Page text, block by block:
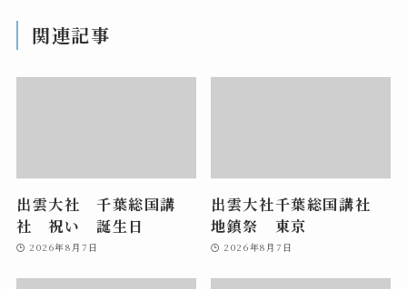
関連記事
出雲大社 千葉総国講
社 祝い 誕生日
2026年8月7日
出雲大社千葉総国講社
地鎮祭 東京
2026年8月7日